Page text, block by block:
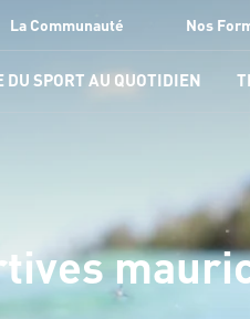
La Communauté Nos
DU SPORT AU QUOTIDIEN